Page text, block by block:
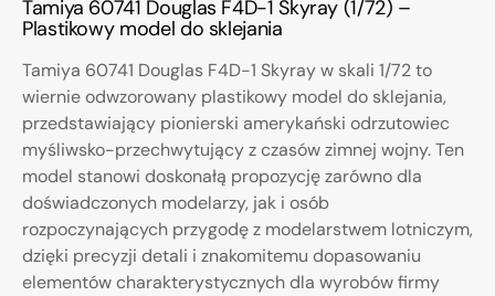
Tamiya 60741 Douglas F4D-1 Skyray (1/72) –
Plastikowy model do sklejania
Tamiya 60741 Douglas F4D-1 Skyray w skali 1/72 to
wiernie odwzorowany plastikowy model do sklejania,
przedstawiający pionierski amerykański odrzutowiec
myśliwsko-przechwytujący z czasów zimnej wojny. Ten
model stanowi doskonałą propozycję zarówno dla
doświadczonych modelarzy, jak i osób
rozpoczynających przygodę z modelarstwem lotniczym,
dzięki precyzji detali i znakomitemu dopasowaniu
elementów charakterystycznych dla wyrobów firmy